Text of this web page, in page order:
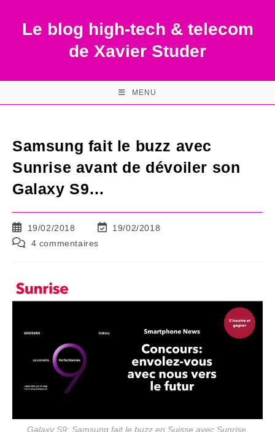
contentLe blog high-tech & telecom
de Xavier Studer
MENU
Samsung fait le buzz avec
Sunrise avant de dévoiler son
Galaxy S9…
Publication
publiée :
19/02/2018
Dernière
19/02/2018
Commentaires
4 commentaires
Galaxy S9: Samsung fait le buzz en Suisse avec Sunrise.